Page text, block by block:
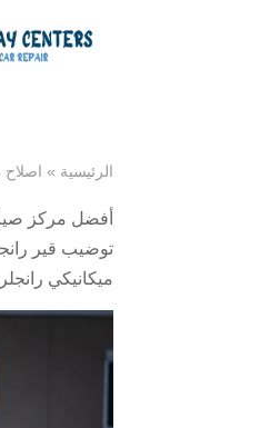
الرئيسية »
أفضل مركز
توضيب قير
ميكانيكي رانجلر